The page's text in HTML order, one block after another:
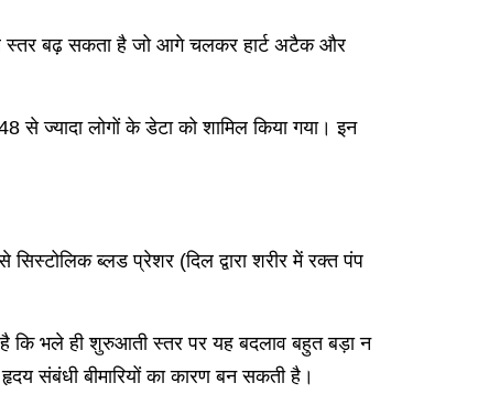
स्तर बढ़ सकता है जो आगे चलकर हार्ट अटैक और
से ज्यादा लोगों के डेटा को शामिल किया गया। इन
ब्लड प्रेशर (दिल द्वारा शरीर में रक्त पंप
कि भले ही शुरुआती स्तर पर यह बदलाव बहुत बड़ा न
संबंधी बीमारियों का कारण बन सकती है।